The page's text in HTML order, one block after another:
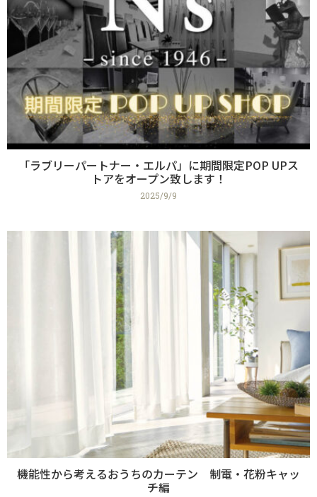
「ラブリーパートナー・エルパ」に期間限定POP UPス
トアをオープン致します！
2025/9/9
機能性から考えるおうちのカーテン 制電・花粉キャッ
チ編